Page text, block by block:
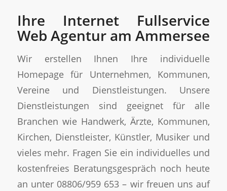
Ihre Internet Fullservice
Web Agentur am Ammersee
Wir erstellen Ihnen Ihre individuelle
Homepage für Unternehmen, Kommunen,
Vereine und Dienstleistungen. Unsere
Dienstleistungen sind geeignet für alle
Branchen wie Handwerk, Ärzte, Kommunen,
Kirchen, Dienstleister, Künstler, Musiker und
vieles mehr. Fragen Sie ein individuelles und
kostenfreies Beratungsgespräch noch heute
an unter 08806/959 653 – wir freuen uns auf